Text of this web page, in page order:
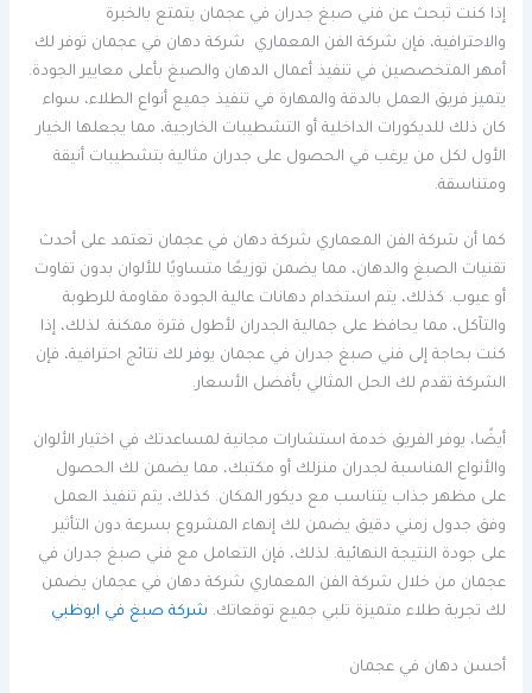
إذا كنت تبحث عن فني صبغ جدران في عجمان يتمتع بالخبرة
والاحترافية، فإن شركة الفن المعماري شركة دهان في عجمان توفر لك
أمهر المتخصصين في تنفيذ أعمال الدهان والصبغ بأعلى معايير الجودة.
يتميز فريق العمل بالدقة والمهارة في تنفيذ جميع أنواع الطلاء، سواء
كان ذلك للديكورات الداخلية أو التشطيبات الخارجية، مما يجعلها الخيار
الأول لكل من يرغب في الحصول على جدران مثالية بتشطيبات أنيقة
ومتناسقة.
كما أن شركة الفن المعماري شركة دهان في عجمان تعتمد على أحدث
تقنيات الصبغ والدهان، مما يضمن توزيعًا متساويًا للألوان بدون تفاوت
أو عيوب. كذلك، يتم استخدام دهانات عالية الجودة مقاومة للرطوبة
والتآكل، مما يحافظ على جمالية الجدران لأطول فترة ممكنة. لذلك، إذا
كنت بحاجة إلى فني صبغ جدران في عجمان يوفر لك نتائج احترافية، فإن
الشركة تقدم لك الحل المثالي بأفضل الأسعار.
أيضًا، يوفر الفريق خدمة استشارات مجانية لمساعدتك في اختيار الألوان
والأنواع المناسبة لجدران منزلك أو مكتبك، مما يضمن لك الحصول
على مظهر جذاب يتناسب مع ديكور المكان. كذلك، يتم تنفيذ العمل
وفق جدول زمني دقيق يضمن لك إنهاء المشروع بسرعة دون التأثير
على جودة النتيجة النهائية. لذلك، فإن التعامل مع فني صبغ جدران في
عجمان من خلال شركة الفن المعماري شركة دهان في عجمان يضمن
لك تجربة طلاء متميزة تلبي جميع توقعاتك. شركة صبغ في ابوظبي
أحسن دهان في عجمان